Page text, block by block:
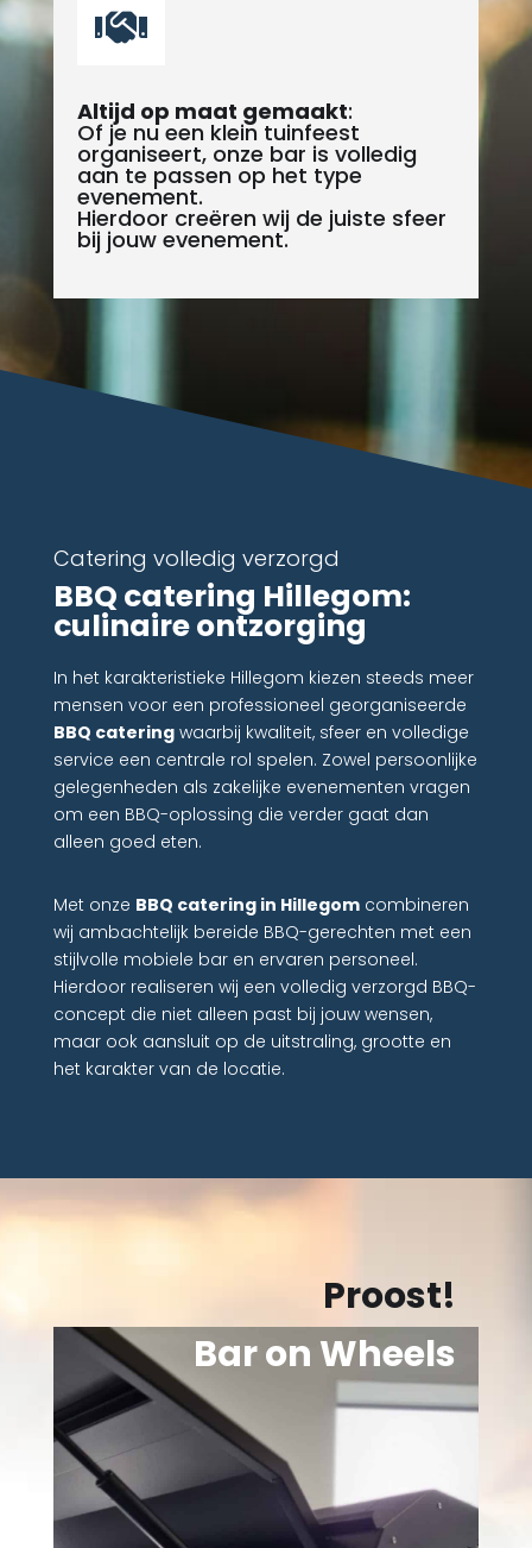

Altijd op maat gemaakt:
Of je nu een klein tuinfeest
organiseert, onze bar is volledig
aan te passen op het type
evenement.
Hierdoor creëren wij de juiste sfeer
bij jouw evenement.
Catering volledig verzorgd
BBQ catering Hillegom:
culinaire ontzorging
In het karakteristieke Hillegom kiezen steeds meer
mensen voor een professioneel georganiseerde
BBQ cateringwaarbij kwaliteit, sfeer en volledige
service een centrale rol spelen. Zowel persoonlijke
gelegenheden als zakelijke evenementen vragen
om een BBQ-oplossing die verder gaat dan
alleen goed eten.
Met onze BBQ catering in Hillegomcombineren
wij ambachtelijk bereide BBQ-gerechten met een
stijlvolle mobiele bar en ervaren personeel.
Hierdoor realiseren wij een volledig verzorgd BBQ-
concept die niet alleen past bij jouw wensen,
maar ook aansluit op de uitstraling, grootte en
het karakter van de locatie.
Proost!
Bar on Wheels